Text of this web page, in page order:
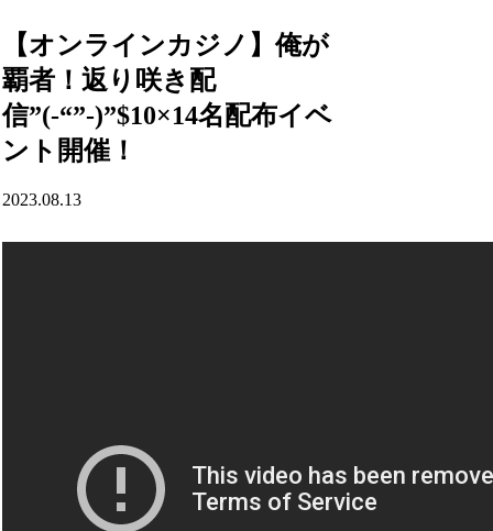
【オンラインカジノ】俺が
覇者！返り咲き配
信”(-“”-)”$10×14名配布イベ
ント開催！
2023.08.13